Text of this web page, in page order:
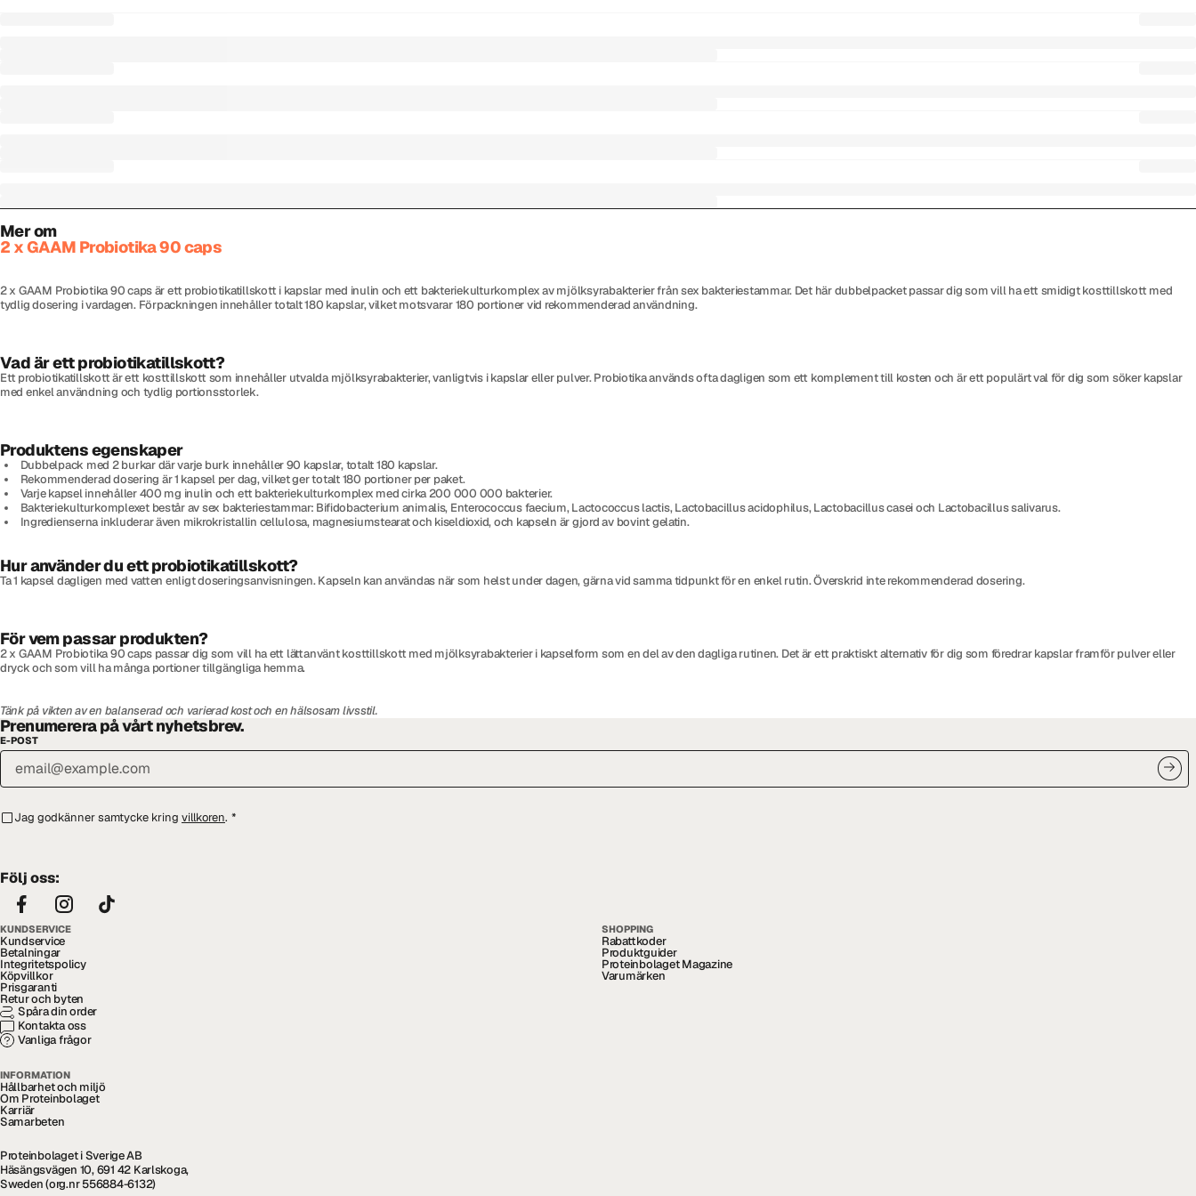
Mer om
2 x GAAM Probiotika 90 caps
2 x GAAM Probiotika 90 caps är ett probiotikatillskott i kapslar med inulin och ett bakteriekulturkomplex av mjölksyrabakterier från sex bakteriestammar. Det här dubbelpacket passar dig som vill ha ett smidigt kosttillskott med
tydlig dosering i vardagen. Förpackningen innehåller totalt 180 kapslar, vilket motsvarar 180 portioner vid rekommenderad användning.
Vad är ett probiotikatillskott?
Ett probiotikatillskott är ett kosttillskott som innehåller utvalda mjölksyrabakterier, vanligtvis i kapslar eller pulver. Probiotika används ofta dagligen som ett komplement till kosten och är ett populärt val för dig som söker kapslar
med enkel användning och tydlig portionsstorlek.
Produktens egenskaper
Dubbelpack med 2 burkar där varje burk innehåller 90 kapslar, totalt 180 kapslar.
Rekommenderad dosering är 1 kapsel per dag, vilket ger totalt 180 portioner per paket.
Varje kapsel innehåller 400 mg inulin och ett bakteriekulturkomplex med cirka 200 000 000 bakterier.
Bakteriekulturkomplexet består av sex bakteriestammar: Bifidobacterium animalis, Enterococcus faecium, Lactococcus lactis, Lactobacillus acidophilus, Lactobacillus casei och Lactobacillus salivarus.
Ingredienserna inkluderar även mikrokristallin cellulosa, magnesiumstearat och kiseldioxid, och kapseln är gjord av bovint gelatin.
Hur använder du ett probiotikatillskott?
Ta 1 kapsel dagligen med vatten enligt doseringsanvisningen. Kapseln kan användas när som helst under dagen, gärna vid samma tidpunkt för en enkel rutin. Överskrid inte rekommenderad dosering.
För vem passar produkten?
2 x GAAM Probiotika 90 caps passar dig som vill ha ett lättanvänt kosttillskott med mjölksyrabakterier i kapselform som en del av den dagliga rutinen. Det är ett praktiskt alternativ för dig som föredrar kapslar framför pulver eller
dryck och som vill ha många portioner tillgängliga hemma.
Tänk på vikten av en balanserad och varierad kost och en hälsosam livsstil.
Prenumerera på vårt nyhetsbrev.
E-POST
Jag godkänner samtycke kring villkoren. *
Följ oss:
KUNDSERVICE
Kundservice
Betalningar
Integritetspolicy
Köpvillkor
Prisgaranti
Retur och byten
Spåra din order
Kontakta oss
Vanliga frågor
SHOPPING
Rabattkoder
Produktguider
Proteinbolaget Magazine
Varumärken
INFORMATION
Hållbarhet och miljö
Om Proteinbolaget
Karriär
Samarbeten
Proteinbolaget i Sverige AB
Häsängsvägen 10, 691 42 Karlskoga,
Sweden (org.nr 556884-6132)